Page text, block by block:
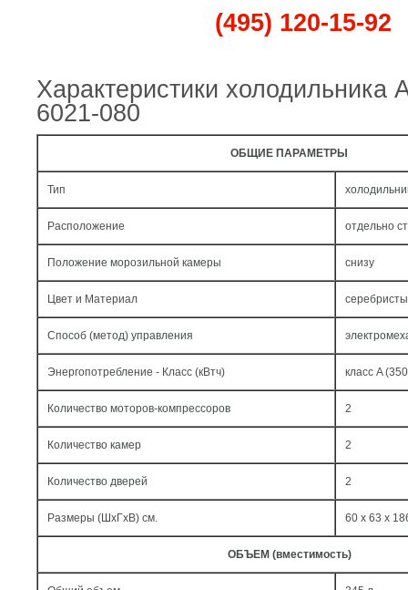
(495) 120-15-92
Характеристики холодильника
6021-080
ОБЩИЕ ПАРАМЕТРЫ
Тип
Расположение отдельно
Положение морозильной камеры снизу
Цвет и Материал
Способ (метод) управления
Энергопотребление - Класс (кВтч) класс A
Количество моторов-компрессоров 2
Количество камер 2
Количество дверей 2
Размеры (ШxГxВ) см. 60 x 63 x
ОБЪЕМ (вместимость)